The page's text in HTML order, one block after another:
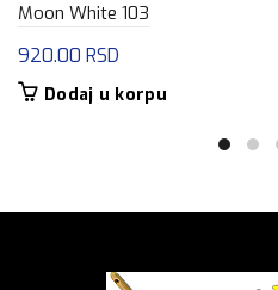
Moon White 103
920.00 RSD
Dodaj u korpu